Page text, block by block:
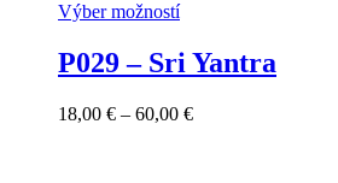
Výber možností
P029 – Sri Yantra
18,00 € – 60,00 €Price